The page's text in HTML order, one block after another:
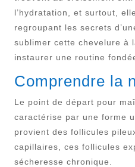
l’hydratation, et surtout,
regroupant les secrets
sublimer cette chevelure à
instaurer une routine
Comprendre la
Le point de départ pour
caractérise par une forme
provient des follicules
capillaires, ces follicules
sécheresse chronique.